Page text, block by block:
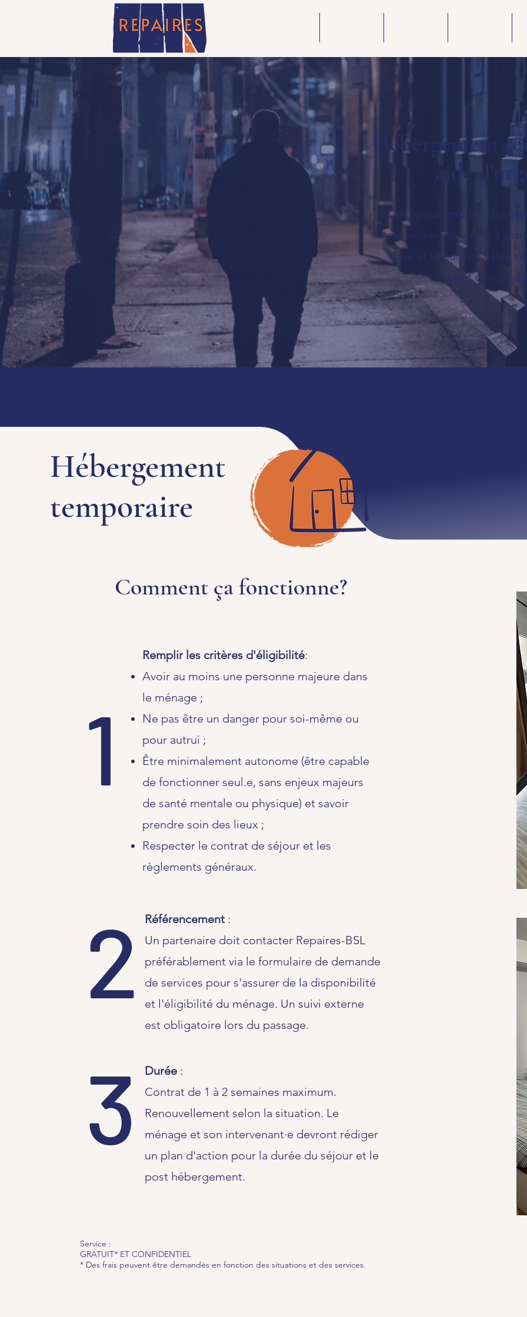
Hébergement
aide
Des appartements
tout inclus qui visent à
base et à fournir un lieu
répit dans la
Hébergement
temporaire
Comment ça fonctionne?
1
Remplir les critères d'éligibilité:
Avoir au moins une personne majeure dans
le ménage ;
Ne pas être un danger pour soi-même ou
pour autrui ;
Être minimalement autonome (être capable
de fonctionner seul.e, sans enjeux majeurs
de santé mentale ou physique) et savoir
prendre soin des lieux ;
Respecter le contrat de séjour et les
règlements généraux.
2 Référencement :
Un partenaire doit contacter Repaires-BSL
préférablement via le formulaire de demande
de services pour s'assurer de la disponibilité
et l'éligibilité du ménage. Un suivi externe
est obligatoire lors du passage.
3 Durée :
Contrat de 1 à 2 semaines maximum.
Renouvellement selon la situation. Le
ménage et son intervenant·e devront rédiger
un plan d'action pour la durée du séjour et le
post hébergement.
Service :
GRATUIT* ET CONFIDENTIEL
* Des frais peuvent être demandés en fonction des situations et des services.